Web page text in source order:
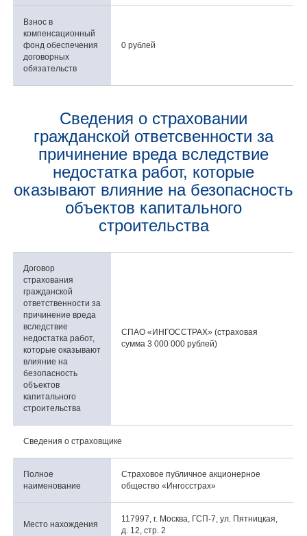
Взнос в
компенсационный
фонд обеспечения
договорных
обязательств
0 рублей
Сведения о страховании
гражданской ответсвенности за
причинение вреда вследствие
недостатка работ, которые
оказывают влияние на безопасность
объектов капитального
строительства
Договор
страхования
гражданской
ответственности за
причинение вреда
вследствие
недостатка работ,
которые оказывают
влияние на
безопасность
объектов
капитального
строительства
СПАО «ИНГОССТРАХ» (страховая
сумма 3 000 000 рублей)
Сведения о страховщике
Полное
наименование
Страховое публичное акционерное
общество «Ингосстрах»
Место нахождения
117997, г. Москва, ГСП-7, ул. Пятницкая,
д. 12, стр. 2